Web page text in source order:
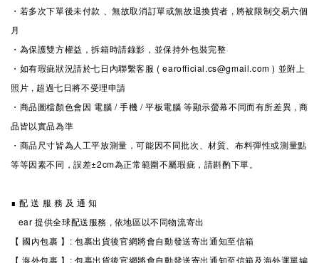
・若多次下單後未付款 、無故取消訂單或無故退換貨者 , 將被限制交易六個
月
・為保護雙方權益，拆箱時請錄影，並保持外包裝完整
・如有瑕疵狀況請於七日內聯繫客服 ( earofficial.cs@gmail.com ) 並附上
照片 , 超過七日將不受理申請
・商品圖檔顏色會因 電腦 / 手機 / 平板電腦 等顯示螢幕不同而有所差異 , 商
品皆以實品為準
・商品尺寸皆為人工平放測量，可能因不同批次、材質、布料彈性或測量點
等等因素不同，誤差±2cm為正常範圍不屬瑕疵，請斟酌下單。
∎ 配 送 服 務 及 通 知
ear 提供全球配送服務 , 依地區以不同物流寄出
【 國內包裹 】: 包裹出貨後官網將會自動發送寄出通知至信箱
【 海外包裹 】: 包裹出貨後官網將會自動發送寄出通知至信箱及海外運單編